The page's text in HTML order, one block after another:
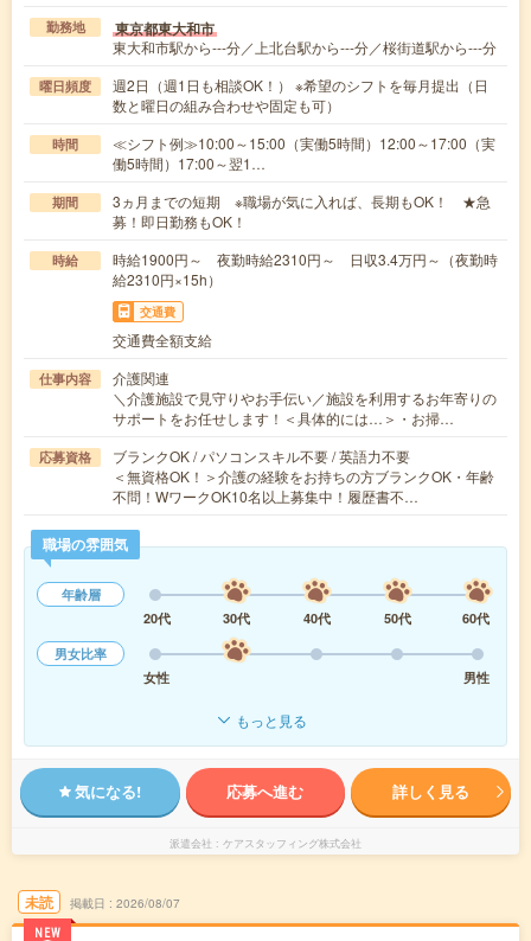
勤務地 東京都東大和市
東大和市駅から---分／上北台駅から---分／桜街道駅から---分
曜日頻度
週2日（週1日も相談OK！） ※希望のシフトを毎月提出（日
数と曜日の組み合わせや固定も可）
時間
≪シフト例≫10:00～15:00（実働5時間）12:00～17:00（実
働5時間）17:00～翌1…
期間
3ヵ月までの短期 ※職場が気に入れば、長期もOK！ ★急
募！即日勤務もOK！
時給
時給1900円～ 夜勤時給2310円～ 日収3.4万円～（夜勤時
給2310円×15h）
交通費
交通費全額支給
仕事内容
介護関連
＼介護施設で見守りやお手伝い／施設を利用するお年寄りの
サポートをお任せします！＜具体的には…＞・お掃…
応募資格
ブランクOK / パソコンスキル不要 / 英語力不要
＜無資格OK！＞介護の経験をお持ちの方ブランクOK・年齢
不問！WワークOK10名以上募集中！履歴書不…
職場の雰囲気
年齢層
20代
30代 40代 50代
60代
男女比率
女性
男性
もっと見る
気になる! 応募へ進む 詳しく見る
派遣会社 ケアスタッフィング株式会社
未読
NEW
掲載日 2026/08/07